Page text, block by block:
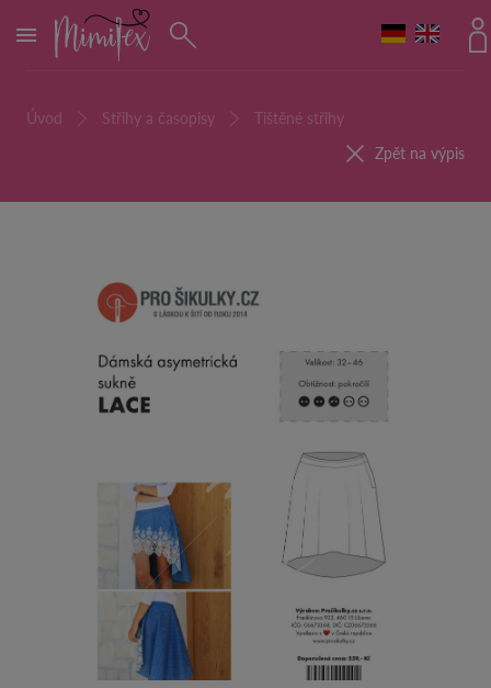
MENU
Úvod Střihy a časopisy
Tištěné střihy
Zpět na výpis